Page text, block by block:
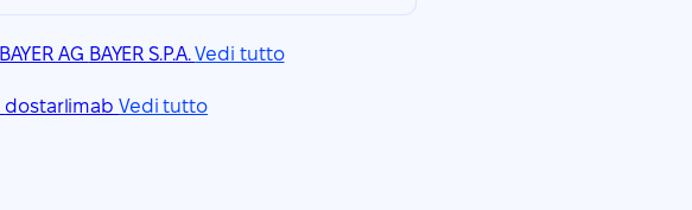
BAYER AG BAYER S.P.A.Vedi tutto
dostarlimab Vedi tutto